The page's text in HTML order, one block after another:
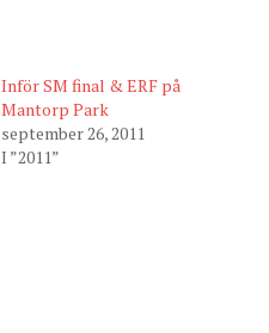
Inför SM final & ERF på
Mantorp Park
september 26, 2011
I ”2011”